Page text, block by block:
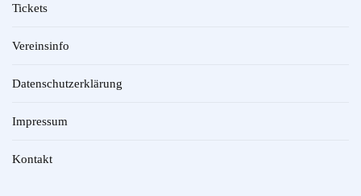
Tickets
Vereinsinfo
Datenschutzerklärung
Impressum
Kontakt